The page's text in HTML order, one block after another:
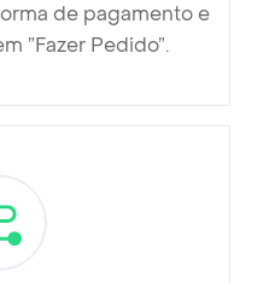
de pagamento e
”Fazer Pedido”.